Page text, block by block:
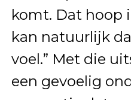
komt. Dat hoop
kan natuurlijk
voel.” Met die
een gevoelig